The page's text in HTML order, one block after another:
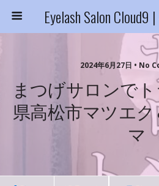
2024年6月27日 • No
まつげサロンで
県高松市マツエ
マ